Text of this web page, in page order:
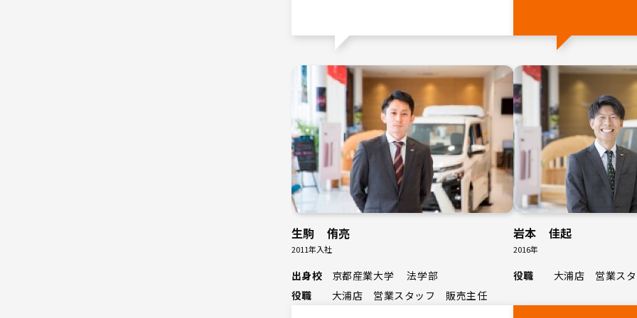
生駒 侑亮
2011年入社
出身校
京都産業大学 法学部
役職
大浦店 営業スタッフ 販売主任
岩本 佳起
2016年
役職 大浦店 営業ス